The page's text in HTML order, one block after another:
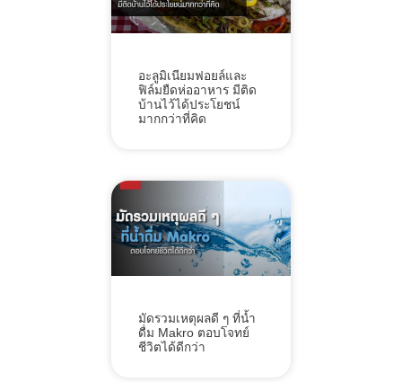
อะลูมิเนียมฟอยล์และ
ฟิล์มยืดห่ออาหาร มีติด
บ้านไว้ได้ประโยชน์
มากกว่าที่คิด
มัดรวมเหตุผลดี ๆ ที่น้ำ
ดื่ม Makro ตอบโจทย์
ชีวิตได้ดีกว่า